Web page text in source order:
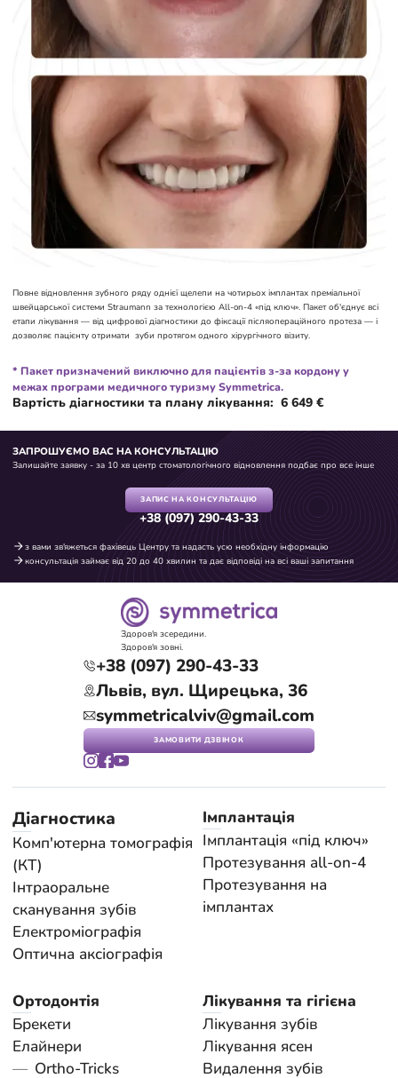
Повне відновлення зубного ряду однієї щелепи на чотирьох імплантах преміальної
швейцарської системи Straumann за технологією All-on-4 «під ключ». Пакет об'єднує всі
етапи лікування — від цифрової діагностики до фіксації післяопераційного протеза — і
дозволяє пацієнту отримати зуби протягом одного хірургічного візиту.
* Пакет призначений виключно для пацієнтів з-за кордону у
межах програми медичного туризму Symmetrica.
Вартість діагностики та плану лікування: 6 649 €
ЗАПРОШУЄМО ВАС НА КОНСУЛЬТАЦІЮ
Залишайте заявку - за 10 хв центр стоматологічного відновлення подбає про все інше
ЗАПИС НА КОНСУЛЬТАЦІЮ
+38 (097) 290-43-33
з вами зв'яжеться фахівець Центру та надасть усю необхідну інформацію
консультація займає від 20 до 40 хвилин та дає відповіді на всі ваші запитання
Здоров'я зсередини.
Здоров'я зовні.
+38 (097) 290-43-33
Львів, вул. Щирецька, 36
symmetricalviv@gmail.com
ЗАМОВИТИ ДЗВІНОК
Діагностика
Комп'ютерна томографія
(КТ)
Інтраоральне
сканування зубів
Електроміографія
Оптична аксіографія
Імплантація
Імплантація «під ключ»
Протезування all-on-4
Протезування на
імплантах
Ортодонтія
Брекети
Елайнери
Ortho-Tricks
Лікування та гігієна
Лікування зубів
Лікування ясен
Видалення зубів